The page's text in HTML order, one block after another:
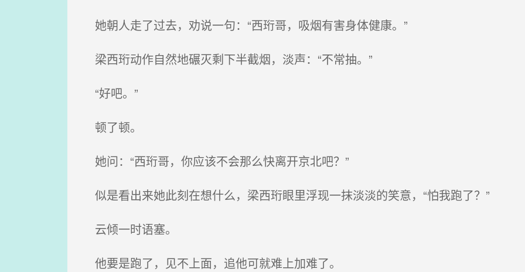
她朝人走了过去，劝说一句：“西珩哥，吸烟有害身体健康。”
梁西珩动作自然地碾灭剩下半截烟，淡声：“不常抽。”
“好吧。”
顿了顿。
她问：“西珩哥，你应该不会那么快离开京北吧？”
似是看出来她此刻在想什么，梁西珩眼里浮现一抹淡淡的笑意，“怕我跑了？”
云倾一时语塞。
他要是跑了，见不上面，追他可就难上加难了。